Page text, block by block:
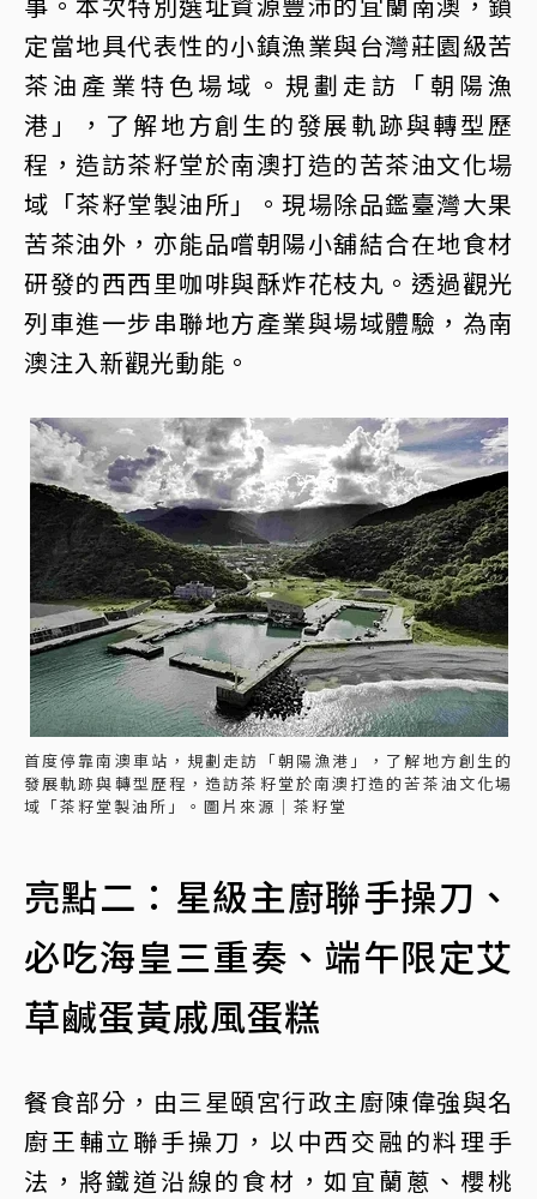
定當地具代表性的小鎮漁業與台灣莊園級苦
茶油產業特色場域。規劃走訪「朝陽漁
港」，了解地方創生的發展軌跡與轉型歷
程，造訪茶籽堂於南澳打造的苦茶油文化場
域「茶籽堂製油所」。現場除品鑑臺灣大果
苦茶油外，亦能品嚐朝陽小舖結合在地食材
研發的西西里咖啡與酥炸花枝丸。透過觀光
列車進一步串聯地方產業與場域體驗，為南
澳注入新觀光動能。
首度停靠南澳車站，規劃走訪「朝陽漁港」，了解地方創生的
發展軌跡與轉型歷程，造訪茶籽堂於南澳打造的苦茶油文化場
域「茶籽堂製油所」。圖片來源｜茶籽堂
亮點二：星級主廚聯手操刀、
必吃海皇三重奏、端午限定艾
草鹹蛋黃戚風蛋糕
餐食部分，由三星頤宮行政主廚陳偉強與名
廚王輔立聯手操刀，以中西交融的料理手
法，將鐵道沿線的食材，如宜蘭蔥、櫻桃